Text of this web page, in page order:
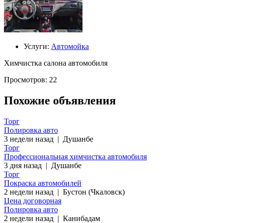
Услуги: Автомойка
Химчистка салона автомобиля
Просмотров: 22
Похожие объявления
Торг
Полировка авто
3 недели назад | Душанбе
Торг
Профессиональная химчистка автомобиля
3 дня назад | Душанбе
Торг
Покраска автомобилей
2 недели назад | Бустон (Чкаловск)
Цена договорная
Полировка авто
2 недели назад | Канибадам